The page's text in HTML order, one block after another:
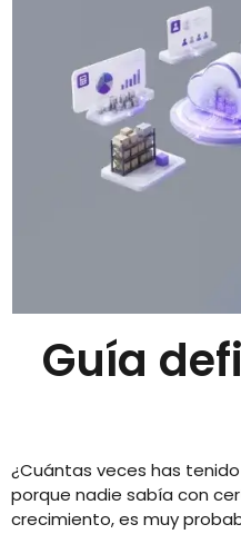
Guía
¿Cuántas veces has
porque nadie sabía con
crecimiento, es muy